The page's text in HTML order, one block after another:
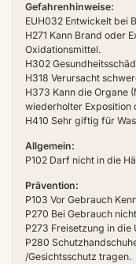
Gefahrenhinweise:
EUH032 Entwickelt bei
H271 Kann Brand oder
Oxidationsmittel.
H302
H318 Verursacht
H373 Kann die Organe
wiederholter Exposition
H410 Sehr giftig für
Allgemein:
P102 Darf nicht in die
Prävention:
P103 Vor Gebrauch
P270 Bei Gebrauch
P273 Freisetzung in
P280
/Gesichtsschutz tragen.